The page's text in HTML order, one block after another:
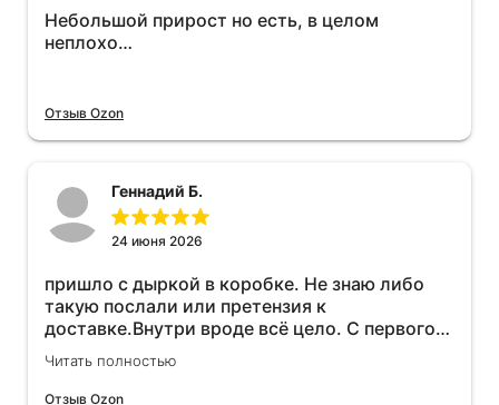
Небольшой прирост но есть, в целом
неплохо…
Отзыв Ozon
Геннадий Б.
24 июня 2026
пришло с дыркой в коробке. Не знаю либо
такую послали или претензия к
доставке.Внутри вроде всё цело. С первого
раза установить не получается не знаю
может интернет дурит. Четыре звёзды за
упаковку с дыркой.Как опробую дополню
Читать полностью
Отзыв Ozon